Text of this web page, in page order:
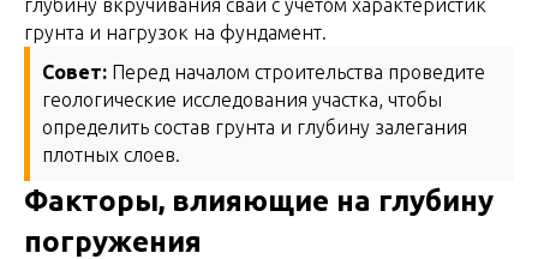
глубину вкручивания свай с учетом характеристик
грунта и нагрузок на фундамент.
Совет: Перед началом строительства проведите
геологические исследования участка, чтобы
определить состав грунта и глубину залегания
плотных слоев.
Факторы, влияющие на глубину
погружения